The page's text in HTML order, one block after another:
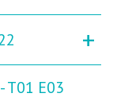
+
T01 E03